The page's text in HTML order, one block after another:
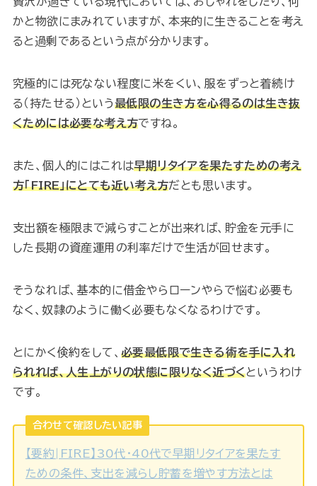
かと物欲にまみれていますが、本来的に生きることを考え
ると過剰であるという点が分かります。
究極的には死なない程度に米をくい、服をずっと着続け
る（持たせる）という最低限の生き方を心得るのは生き抜
くためには必要な考え方ですね。
また、個人的にはこれは早期リタイアを果たすための考え
方「FIRE」にとても近い考え方だとも思います。
支出額を極限まで減らすことが出来れば、貯金を元手に
した長期の資産運用の利率だけで生活が回せます。
そうなれば、基本的に借金やらローンやらで悩む必要も
なく、奴隷のように働く必要もなくなるわけです。
とにかく倹約をして、 必要最低限で生きる術を手に入れ
られれば、人生上がりの状態に限りなく近づくというわけ
です。
合わせて確認したい記事
【要約|FIRE】30代・40代で早期リタイアを果たす
ための条件、支出を減らし貯蓄を増やす方法とは